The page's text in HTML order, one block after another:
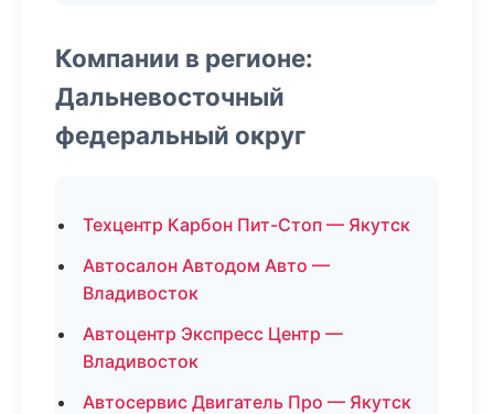
Компании в регионе:
Дальневосточный
федеральный округ
Техцентр Карбон Пит-Стоп — Якутск
Автосалон Автодом Авто —
Владивосток
Автоцентр Экспресс Центр —
Владивосток
Автосервис Двигатель Про — Якутск